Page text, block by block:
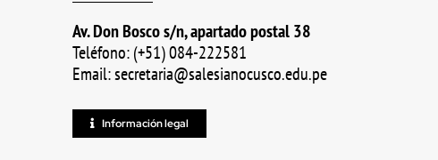
Av. Don Bosco s/n, apartado postal 38
Teléfono: (+51) 084-222581
Email: secretaria@salesianocusco.edu.pe
Información legal